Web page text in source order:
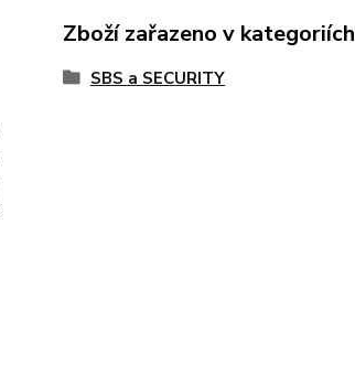
Zboží zařazeno v kategoriích
SBS a SECURITY